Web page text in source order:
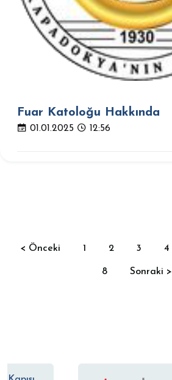
Fuar Katoloğu Hakkında
01.01.2025 12:56
< Önceki 1 2 3 4
8 Sonraki >